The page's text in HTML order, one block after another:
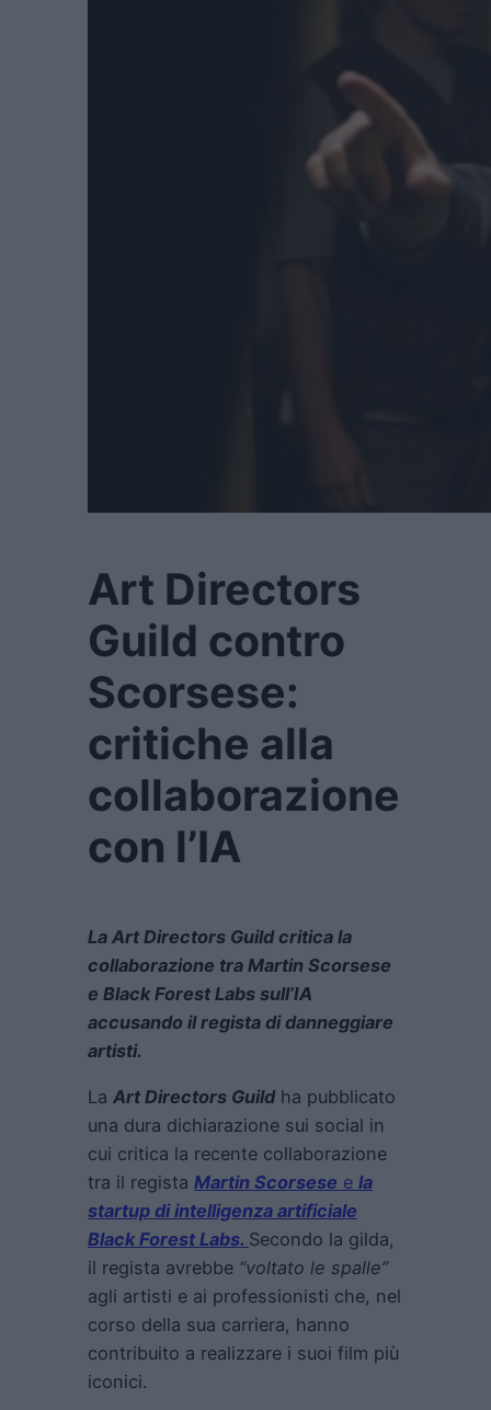
Art Directors
Guild contro
Scorsese:
critiche alla
collaborazione
con l’IA
La Art Directors Guild critica la
collaborazione tra Martin Scorsese
e Black Forest Labs sull’IA
accusando il regista di danneggiare
artisti.
La Art Directors Guildha pubblicato
una dura dichiarazione sui social in
cui critica la recente collaborazione
tra il regista Martin Scorsese e la
startup di intelligenza artificiale
Black Forest Labs. Secondo la gilda,
il regista avrebbe “voltato le spalle”
agli artisti e ai professionisti che, nel
corso della sua carriera, hanno
contribuito a realizzare i suoi film più
iconici.